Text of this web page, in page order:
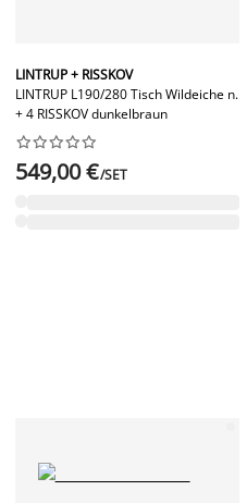
LINTRUP + RISSKOV
LINTRUP L190/280 Tisch Wildeiche n.
+ 4 RISSKOV dunkelbraun






549,00 €/SET